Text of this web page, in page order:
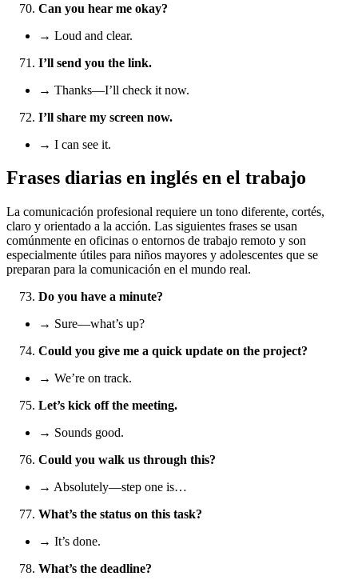
Can you hear me okay?
→ Loud and clear.
I’ll send you the link.
→ Thanks—I’ll check it now.
I’ll share my screen now.
→ I can see it.
Frases diarias en inglés en el trabajo
La comunicación profesional requiere un tono diferente, cortés,
claro y orientado a la acción. Las siguientes frases se usan
comúnmente en oficinas o entornos de trabajo remoto y son
especialmente útiles para niños mayores y adolescentes que se
preparan para la comunicación en el mundo real.
Do you have a minute?
→ Sure—what’s up?
Could you give me a quick update on the project?
→ We’re on track.
Let’s kick off the meeting.
→ Sounds good.
Could you walk us through this?
→ Absolutely—step one is…
What’s the status on this task?
→ It’s done.
What’s the deadline?